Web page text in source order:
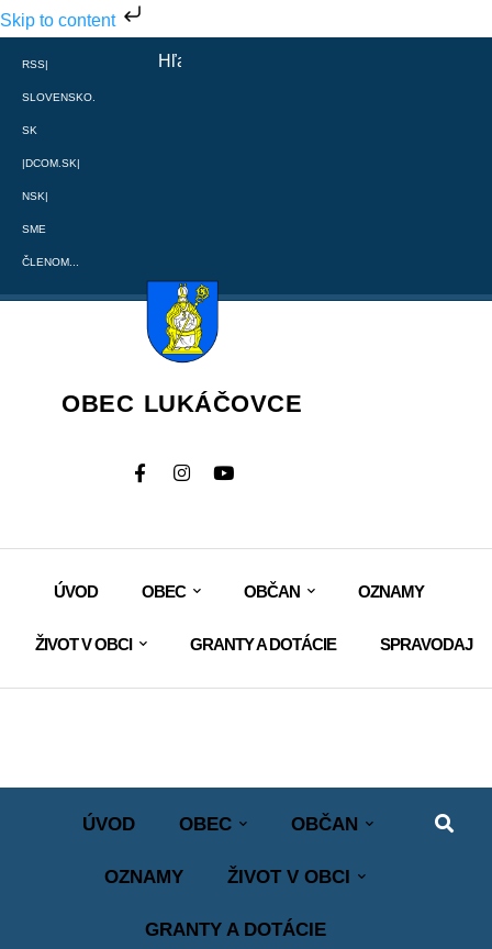
Skip to content
RSS|
SLOVENSKO.
SK
|DCOM.SK|
NSK|
SME
ČLENOM...
OBEC LUKÁČOVCE
ÚVOD OBEC OBČAN OZNAMY
ŽIVOT V OBCI GRANTY A DOTÁCIE SPRAVODAJ
ÚVOD OBEC OBČAN
OZNAMY ŽIVOT V OBCI
GRANTY A DOTÁCIE